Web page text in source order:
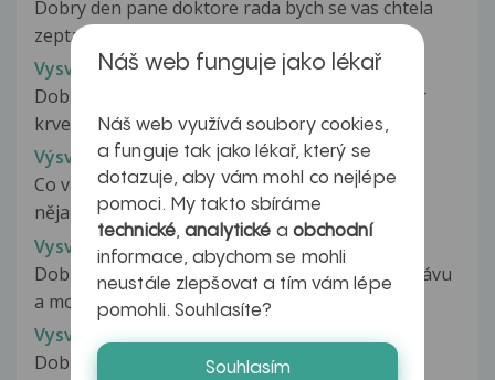
Dobry den pane doktore rada bych se vas chtela
zeptat na vas nazor a pripadne...
Vysvětlení výsledků testů
Dobrý den, nechala jsem si udělat v Itálii rozbor
krve, je to v italštině ,...
Výsvětlení výsledků testů krve na boreliózu
Co vás trápí, jak dlouho problém trvá, berete
nějaké léky, proběhlo již nějaké...
Vysvětlení výsledku ultrazvuku břicha
Dobrý den, dnes jsem dostala na sonu tuto zprávu
a moc nerozumím odborným pojmům....
Vysvětlení výsledku vyšetření
Dobrý den ! Ráda bych se zeptala co znamená
Náš web funguje jako lékař
Náš web využívá soubory cookies,
a funguje tak jako lékař, který se
dotazuje, aby vám mohl co nejlépe
pomoci. My takto sbíráme
technické,analytické a obchodní
informace, abychom se mohli
neustále zlepšovat a tím vám lépe
pomohli. Souhlasíte?
Souhlasím